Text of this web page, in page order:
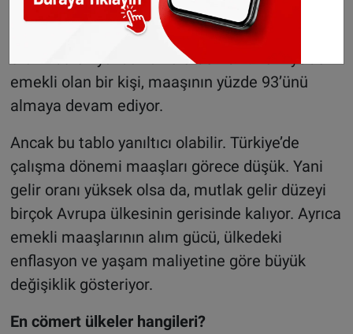
oranı yüksek ama alım gücü düşük
OECD verilerine göre Türkiye, emeklilik maaşı
oranında en yüksek ülkelerden biri. Türkiye’de
emekli olan bir kişi, maaşının yüzde 93’ünü
almaya devam ediyor.
Ancak bu tablo yanıltıcı olabilir. Türkiye’de
çalışma dönemi maaşları görece düşük. Yani
gelir oranı yüksek olsa da, mutlak gelir düzeyi
birçok Avrupa ülkesinin gerisinde kalıyor. Ayrıca
emekli maaşlarının alım gücü, ülkedeki
enflasyon ve yaşam maliyetine göre büyük
değişiklik gösteriyor.
En cömert ülkeler hangileri?